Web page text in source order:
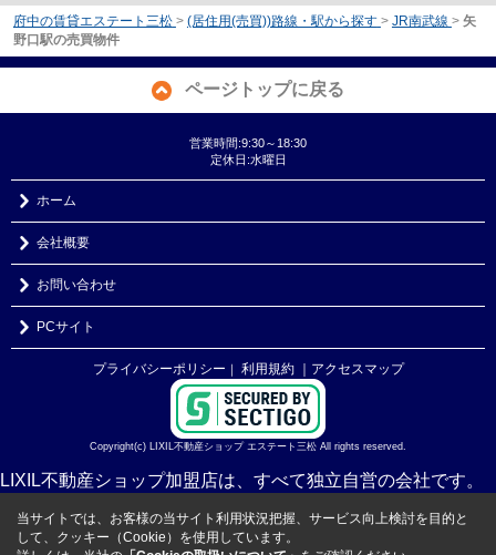
府中の賃貸エステート三松 > (居住用(売買))路線・駅から探す > JR南武線 > 矢
野口駅の売買物件
ページトップに戻る
営業時間:9:30～18:30
定休日:水曜日
ホーム
会社概要
お問い合わせ
PCサイト
プライバシーポリシー ｜ 利用規約 ｜アクセスマップ
Copyright(c) LIXIL不動産ショップ エステート三松 All rights reserved.
LIXIL不動産ショップ加盟店は、すべて独立自営の会社です。
当サイトでは、お客様の当サイト利用状況把握、サービス向上検討を目的と
して、クッキー（Cookie）を使用しています。